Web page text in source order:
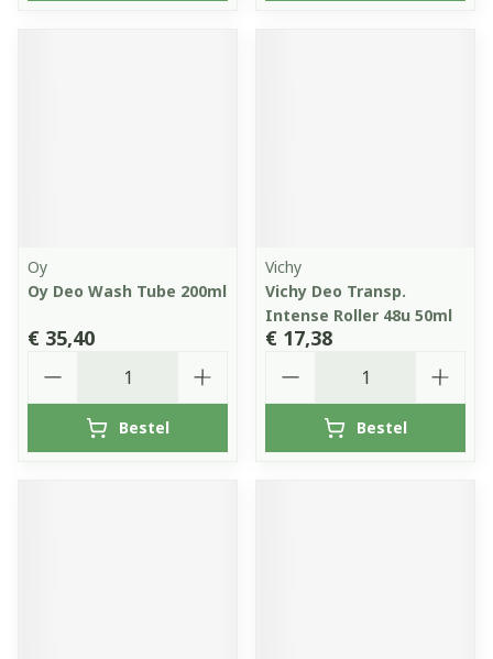
Oy
Oy Deo Wash Tube 200ml
€ 35,40
Bestel
Vichy
Vichy Deo Transp.
Intense Roller 48u 50ml
€ 17,38
Bestel